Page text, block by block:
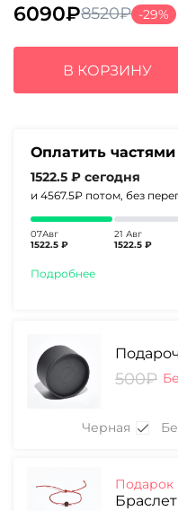
8520₽
цена
составляла
8520₽.
6090₽
Текущая
цена:
6090₽.
-29%
В КОРЗИНУ
Оплатить частями
1522.5 ₽ сегодня
и 4567.5₽ потом, без
07Авг
1522.5 ₽
21 Авг
1522.5 ₽
Подробнее
500₽
Черная
Подарок